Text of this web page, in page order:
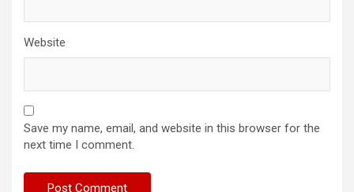
Website
Save my name, email, and website in this browser for the
next time I comment.